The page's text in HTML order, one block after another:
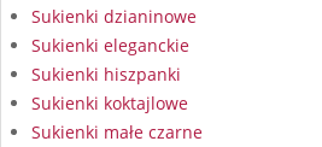
Sukienki dzianinowe
Sukienki eleganckie
Sukienki hiszpanki
Sukienki koktajlowe
Sukienki małe czarne